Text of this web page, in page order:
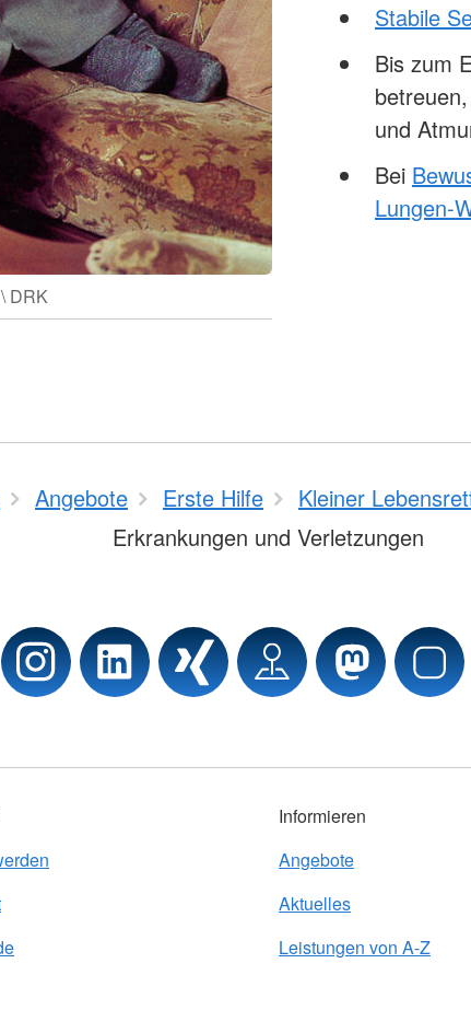
DRK
Stabile
Bis zum
und
Bei
Lungen-
Angebote Erste Hilfe Kleiner
Erkrankungen und Verletzungen
Informieren
Angebote
Aktuelles
Leistungen von A-Z